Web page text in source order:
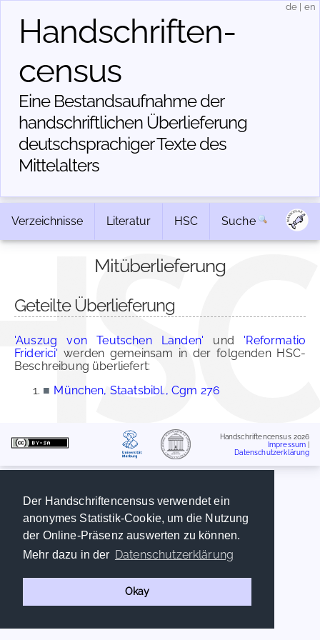
Der Handschriftencensus verwendet ein
anonymes Statistik-Cookie, um die Nutzung
der Online-Präsenz auswerten zu können.
Mehr dazu in der Datenschutzerklärung
Okay
Handschriften­
census
Eine Bestandsaufnahme der
handschriftlichen Über­lieferung
deutschsprachiger Texte des
Mittelalters
de en
Verzeichnisse Literatur HSC Suche
Mitüberlieferung
Geteilte Überlieferung
'Auszug von Teutschen Landen' und 'Reformatio
Friderici' werden gemeinsam in der folgenden HSC-
Beschreibung überliefert:
■ München, Staatsbibl., Cgm 276
Handschriftencensus 2026
Impressum
Datenschutzerklärung